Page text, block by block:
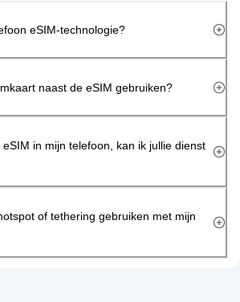
eSIM-technologie?
naast de eSIM gebruiken?
in mijn telefoon, kan ik jullie dienst
of tethering gebruiken met mijn